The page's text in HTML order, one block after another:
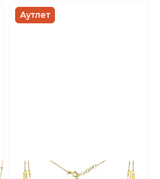
Аутлет